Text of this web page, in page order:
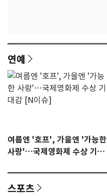
연예
여름엔 '호프', 가을엔 '가능한
사랑'…국제영화제 수상 기대
스포츠